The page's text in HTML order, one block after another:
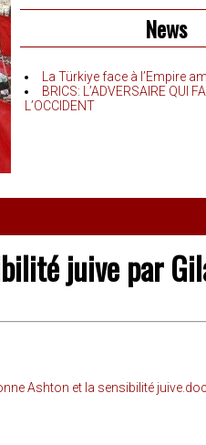
News
La Türkiye face à l’Empire
BRICS: L’ADVERSAIRE QUI
L’OCCIDENT
juive par
Ashton et la sensibilité juive.doc